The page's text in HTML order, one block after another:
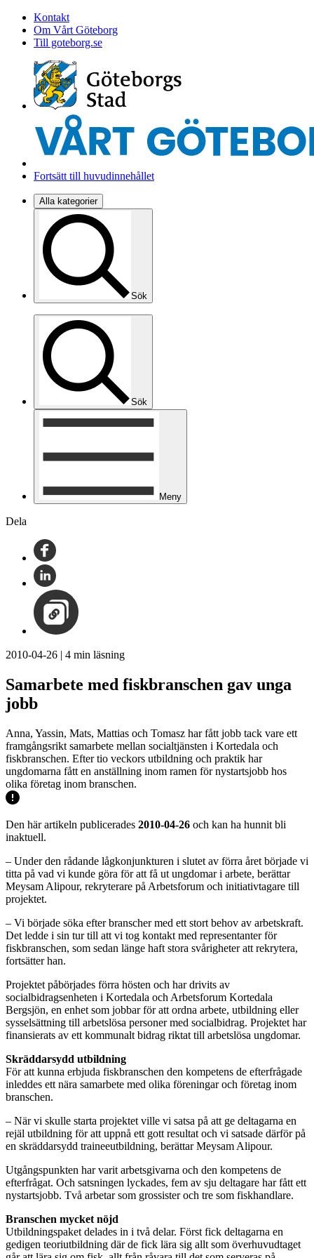
Kontakt
Om Vårt Göteborg
Till goteborg.se
Fortsätt till huvudinnehållet
Alla kategorier
Sök
Sök
Meny
Dela
2010-04-26 | 4 min läsning
Samarbete med fiskbranschen gav unga
jobb
Anna, Yassin, Mats, Mattias och Tomasz har fått jobb tack vare ett
framgångsrikt samarbete mellan socialtjänsten i Kortedala och
fiskbranschen. Efter tio veckors utbildning och praktik har
ungdomarna fått en anställning inom ramen för nystartsjobb hos
olika företag inom branschen.
Den här artikeln publicerades 2010-04-26 och kan ha hunnit bli
inaktuell.
– Under den rådande lågkonjunkturen i slutet av förra året började vi
titta på vad vi kunde göra för att få ut ungdomar i arbete, berättar
Meysam Alipour, rekryterare på Arbetsforum och initiativtagare till
projektet.
– Vi började söka efter branscher med ett stort behov av arbetskraft.
Det ledde i sin tur till att vi tog kontakt med representanter för
fiskbranschen, som sedan länge haft stora svårigheter att rekrytera,
fortsätter han.
Projektet påbörjades förra hösten och har drivits av
socialbidragsenheten i Kortedala och Arbetsforum Kortedala
Bergsjön, en enhet som jobbar för att ordna arbete, utbildning eller
sysselsättning till arbetslösa personer med socialbidrag. Projektet har
finansierats av ett kommunalt bidrag riktat till arbetslösa ungdomar.
Skräddarsydd utbildning
För att kunna erbjuda fiskbranschen den kompetens de efterfrågade
inleddes ett nära samarbete med olika föreningar och företag inom
branschen.
– När vi skulle starta projektet ville vi satsa på att ge deltagarna en
rejäl utbildning för att uppnå ett gott resultat och vi satsade därför på
en skräddarsydd traineeutbildning, berättar Meysam Alipour.
Utgångspunkten har varit arbetsgivarna och den kompetens de
efterfrågat. Och satsningen lyckades, fem av sju deltagare har fått ett
nystartsjobb. Två arbetar som grossister och tre som fiskhandlare.
Branschen mycket nöjd
Utbildningspaket delades in i två delar. Först fick deltagarna en
gedigen teoriutbildning där de fick lära sig allt som överhuvudtaget